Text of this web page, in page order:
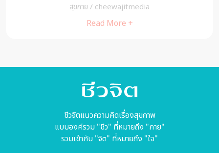
สุขกาย/pant
Read More +
ชีวจิตแนวความคิดเรื่องสุขภาพ
แบบองค์รวม "ชีว" ที่หมายถึง "กาย"
รวมเข้ากับ "จิต" ที่หมายถึง "ใจ"